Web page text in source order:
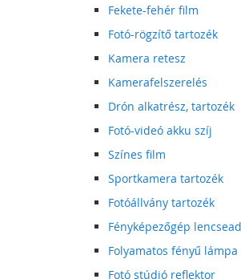
Fekete-fehér film
Fotó-rögzítő tartozék
Kamera retesz
Kamerafelszerelés
Drón alkatrész, tartozék
Fotó-videó akku szíj
Színes film
Sportkamera tartozék
Fotóállvány tartozék
Fényképezőgép
Folyamatos fényű lámpa
Fotó stúdió reflektor